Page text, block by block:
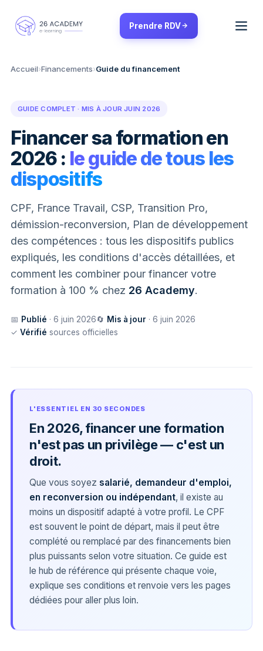
Prendre RDV
Accueil›Financements›Guide du financement
GUIDE COMPLET · MIS À JOUR JUIN 2026
Financer sa formation en
2026 : le guide de tous les
dispositifs
CPF, France Travail, CSP, Transition Pro,
démission-reconversion, Plan de développement
des compétences : tous les dispositifs publics
expliqués, les conditions d'accès détaillées, et
comment les combiner pour financer votre
formation à 100 % chez 26 Academy.
📅 Publié · 6 juin 2026🔄 Mis à jour · 6 juin 2026
✓ Vérifié sources officielles
L'ESSENTIEL EN 30 SECONDES
En 2026, financer une formation
n'est pas un privilège — c'est un
droit.
Que vous soyez salarié, demandeur d'emploi,
en reconversion ou indépendant, il existe au
moins un dispositif adapté à votre profil. Le CPF
est souvent le point de départ, mais il peut être
complété ou remplacé par des financements bien
plus puissants selon votre situation. Ce guide est
le hub de référence qui présente chaque voie,
explique ses conditions et renvoie vers les pages
dédiées pour aller plus loin.